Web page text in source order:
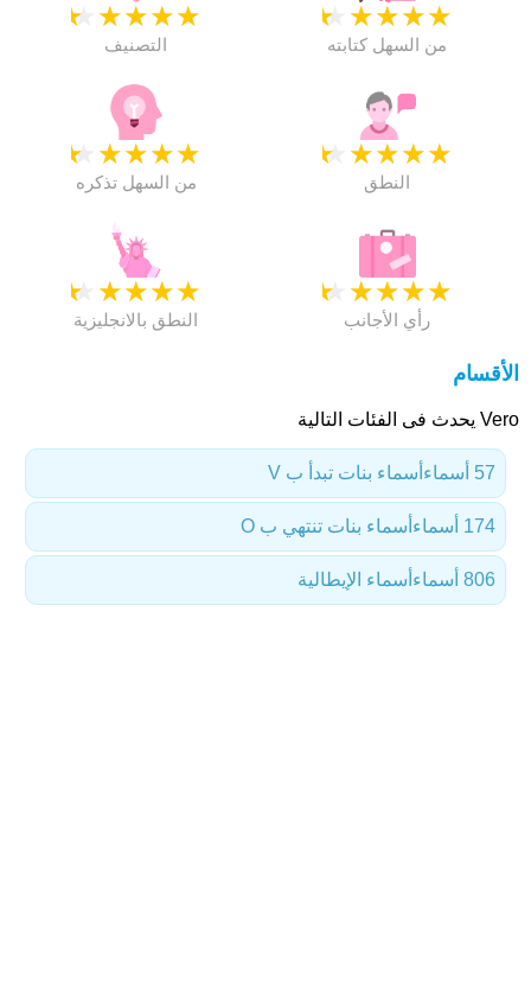
★
★
★
★
★
التصنيف
★
★
★
★
★
من السهل كتابته
★
★
★
★
★
من السهل تذكره
★
★
★
★
★
النطق
★
★
★
★
★
النطق بالانجليزية
★
★
★
★
★
رأي الأجانب
الأقسام
Vero يحدث فى الفئات التالية
أسماء بنات تبدأ ب V 57 أسماء
أسماء بنات تنتهي ب O 174 أسماء
أسماء الإيطالية 806 أسماء